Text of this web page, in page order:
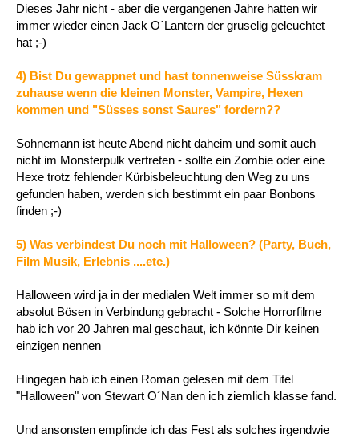
Dieses Jahr nicht - aber die vergangenen Jahre hatten wir
immer wieder einen Jack O´Lantern der gruselig geleuchtet
hat ;-)
4) Bist Du gewappnet und hast tonnenweise Süsskram
zuhause wenn die kleinen Monster, Vampire, Hexen
kommen und "Süsses sonst Saures" fordern??
Sohnemann ist heute Abend nicht daheim und somit auch
nicht im Monsterpulk vertreten - sollte ein Zombie oder eine
Hexe trotz fehlender Kürbisbeleuchtung den Weg zu uns
gefunden haben, werden sich bestimmt ein paar Bonbons
finden ;-)
5) Was verbindest Du noch mit Halloween? (Party, Buch,
Film Musik, Erlebnis ....etc.)
Halloween wird ja in der medialen Welt immer so mit dem
absolut Bösen in Verbindung gebracht - Solche Horrorfilme
hab ich vor 20 Jahren mal geschaut, ich könnte Dir keinen
einzigen nennen
Hingegen hab ich einen Roman gelesen mit dem Titel
"Halloween" von Stewart O´Nan den ich ziemlich klasse fand.
Und ansonsten empfinde ich das Fest als solches irgendwie